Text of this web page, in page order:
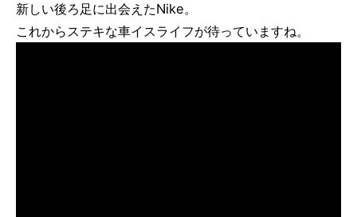
新しい後ろ足に出会えたNike。
これからステキな車イスライフが待っていますね。